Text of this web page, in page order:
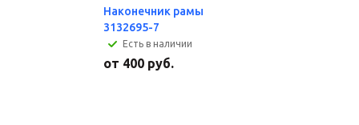
Наконечник рамы
3132695-7
Есть в наличии
от 400 руб.